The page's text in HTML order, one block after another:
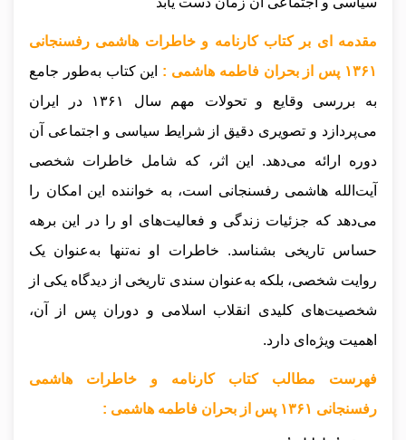
مقدمه ای بر کتاب کارنامه و خاطرات هاشمی رفسنجانی
۱۳۶‍۱ پس از بحران فاطمه هاشمی :
این کتاب به‌طور جامع
به بررسی وقایع و تحولات مهم سال ۱۳۶۱ در ایران
می‌پردازد و تصویری دقیق از شرایط سیاسی و اجتماعی آن
دوره ارائه می‌دهد. این اثر، که شامل خاطرات شخصی
آیت‌الله هاشمی رفسنجانی است، به خواننده این امکان را
می‌دهد که جزئیات زندگی و فعالیت‌های او را در این برهه
حساس تاریخی بشناسد. خاطرات او نه‌تنها به‌عنوان یک
روایت شخصی، بلکه به‌عنوان سندی تاریخی از دیدگاه یکی از
شخصیت‌های کلیدی انقلاب اسلامی و دوران پس از آن،
اهمیت ویژه‌ای دارد.
فهرست مطالب کتاب کارنامه و خاطرات هاشمی
رفسنجانی ۱۳۶‍۱ پس از بحران فاطمه هاشمی :